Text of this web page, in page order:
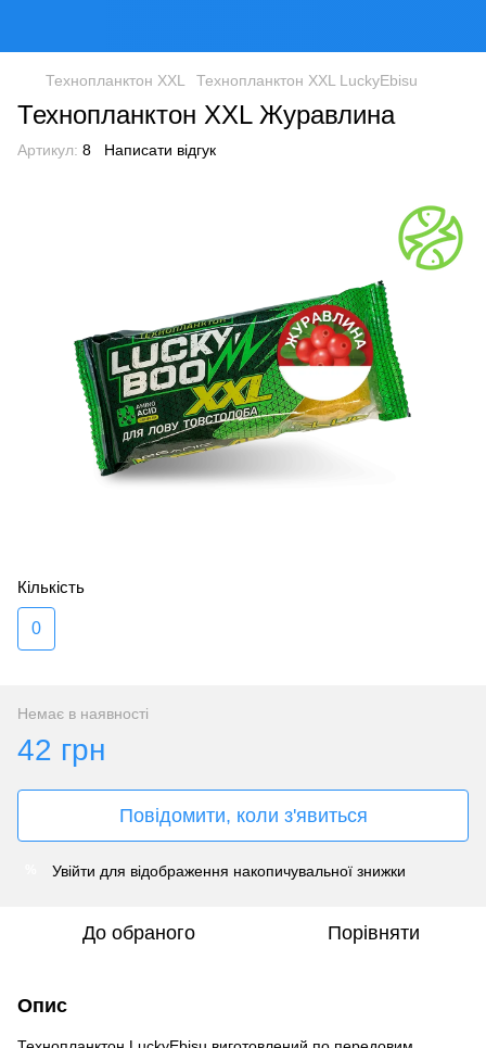
Технопланктон XXL Технопланктон XXL LuckyEbisu
Технопланктон XXL Журавлина
Артикул: 8 Написати відгук
Кількість
0
Немає в наявності
42 грн
Повідомити, коли з'явиться
Увійти для відображення накопичувальної знижки
До обраного Порівняти
Опис